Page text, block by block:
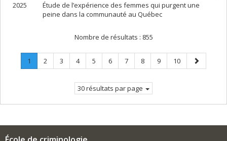
2025
Étude de l’expérience des femmes qui purgent une
peine dans la communauté au Québec
Nombre de résultats : 855
Page
1
Page
Page
2 Page
3 Page
4 Page
5 Page
6 Page
7 Page
8 Page
9 Page
10
Page
suivante
30 résultats par page